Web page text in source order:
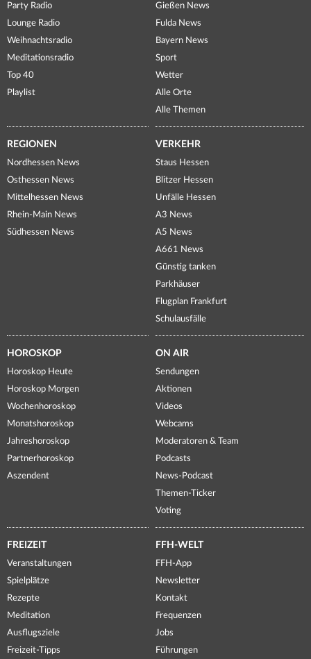
Party Radio
Lounge Radio
Weihnachtsradio
Meditationsradio
Top 40
Playlist
Gießen News
Fulda News
Bayern News
Sport
Wetter
Alle Orte
Alle Themen
REGIONEN
Nordhessen News
Osthessen News
Mittelhessen News
Rhein-Main News
Südhessen News
VERKEHR
Staus Hessen
Blitzer Hessen
Unfälle Hessen
A3 News
A5 News
A661 News
Günstig tanken
Parkhäuser
Flugplan Frankfurt
Schulausfälle
HOROSKOP
Horoskop Heute
Horoskop Morgen
Wochenhoroskop
Monatshoroskop
Jahreshoroskop
Partnerhoroskop
Aszendent
ON AIR
Sendungen
Aktionen
Videos
Webcams
Moderatoren & Team
Podcasts
News-Podcast
Themen-Ticker
Voting
FREIZEIT
Veranstaltungen
Spielplätze
Rezepte
Meditation
Ausflugsziele
Freizeit-Tipps
FFH-WELT
FFH-App
Newsletter
Kontakt
Frequenzen
Jobs
Führungen